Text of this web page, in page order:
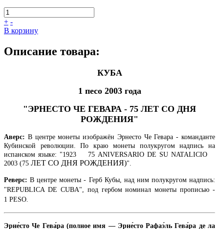
+ -
В корзину
Описание товара:
КУБА
1 песо 2003 года
"ЭРНЕСТО ЧЕ ГЕВАРА - 75 ЛЕТ СО ДНЯ
РОЖДЕНИЯ"
Аверс: В центре монеты изображён Эрнесто Че Гевара - команданте
Кубинской революции. По краю монеты полукругом надпись на
испанском языке: "1923 75 ANIVERSARIO DE SU NATALICIO
2003 (75 ЛЕТ СО ДНЯ РОЖДЕНИЯ)".
Реверс: В центре монеты - Герб Кубы, над ним полукругом надпись:
"REPUBLICA DE CUBA", под гербом номинал монеты прописью -
1 PESO.
Эрне́сто Че Гева́ра (полное имя — Эрне́сто Рафаэ́ль Гева́ра де ла